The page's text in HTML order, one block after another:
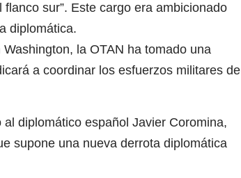
sur”. Este cargo era ambicionado
diplomática.
la OTAN ha tomado una
a coordinar los esfuerzos militares de
diplomático español Javier Coromina,
supone una nueva derrota diplomática